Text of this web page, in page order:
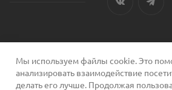
2026 © Сервис для
Мы используем файлы cookie. Это
анализировать взаимодействие
делать его лучше. Продолжая